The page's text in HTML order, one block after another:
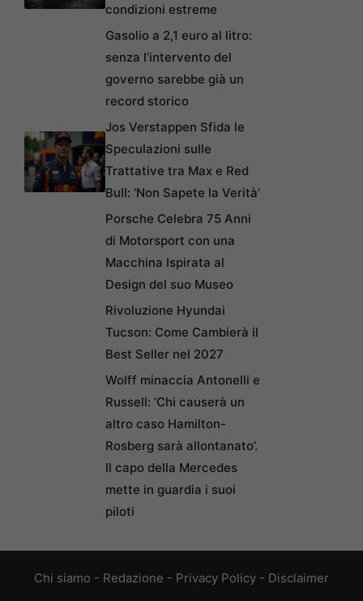
condizioni estreme
Gasolio a 2,1 euro al litro:
senza l’intervento del
governo sarebbe già un
record storico
Jos Verstappen Sfida le
Speculazioni sulle
Trattative tra Max e Red
Bull: ‘Non Sapete la Verità’
Porsche Celebra 75 Anni
di Motorsport con una
Macchina Ispirata al
Design del suo Museo
Rivoluzione Hyundai
Tucson: Come Cambierà il
Best Seller nel 2027
Wolff minaccia Antonelli e
Russell: ‘Chi causerà un
altro caso Hamilton-
Rosberg sarà allontanato’.
Il capo della Mercedes
mette in guardia i suoi
piloti
Chi siamo - Redazione - Privacy Policy - Disclaimer